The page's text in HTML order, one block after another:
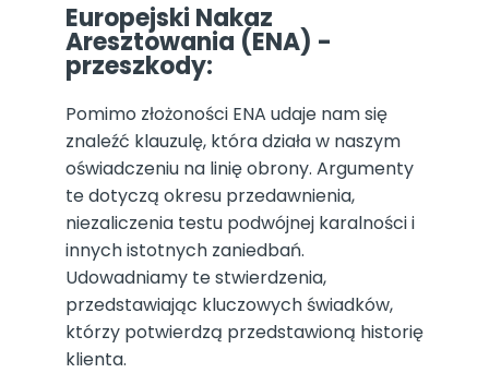
Europejski Nakaz
Aresztowania (ENA) -
przeszkody:
Pomimo złożoności ENA udaje nam się
znaleźć klauzulę, która działa w naszym
oświadczeniu na linię obrony. Argumenty
te dotyczą okresu przedawnienia,
niezaliczenia testu podwójnej karalności i
innych istotnych zaniedbań.
Udowadniamy te stwierdzenia,
przedstawiając kluczowych świadków,
którzy potwierdzą przedstawioną historię
klienta.